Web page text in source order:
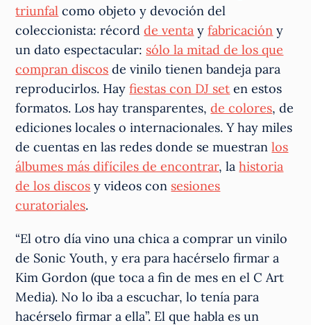
triunfal como objeto y devoción del
coleccionista: récordde venta yfabricación y
un dato espectacular: sólo la mitad de los que
compran discos de vinilo tienen bandeja para
reproducirlos. Hayfiestas con DJ set en estos
formatos. Los hay transparentes,de colores, de
ediciones locales o internacionales. Y hay miles
de cuentas en las redes donde se muestranlos
álbumes más difíciles de encontrar, lahistoria
de los discos y videos con sesiones
curatoriales.
“El otro día vino una chica a comprar un vinilo
de Sonic Youth, y era para hacérselo firmar a
Kim Gordon (que toca a fin de mes en el C Art
Media). No lo iba a escuchar, lo tenía para
hacérselo firmar a ella”. El que habla es un